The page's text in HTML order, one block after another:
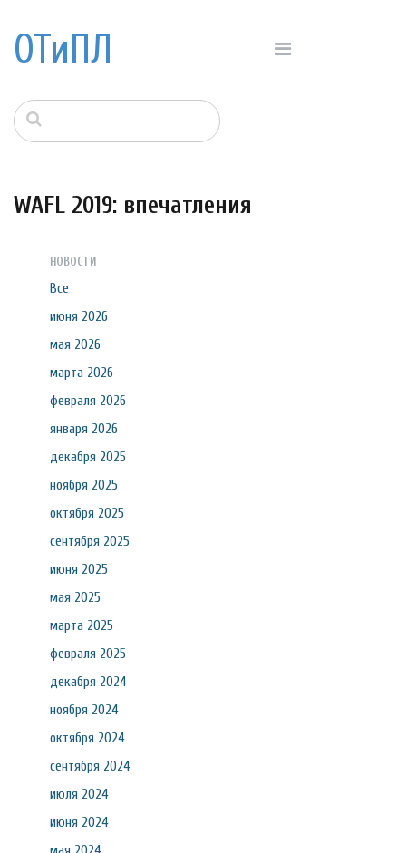
ОТиПЛ
WAFL 2019: впечатления
НОВОСТИ
Все
июня 2026
мая 2026
марта 2026
февраля 2026
января 2026
декабря 2025
ноября 2025
октября 2025
сентября 2025
июня 2025
мая 2025
марта 2025
февраля 2025
декабря 2024
ноября 2024
октября 2024
сентября 2024
июля 2024
июня 2024